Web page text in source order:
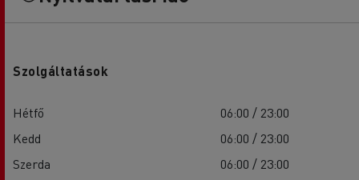
Szolgáltatások
Hétfő
06:00 / 23:00
Kedd
06:00 / 23:00
Szerda
06:00 / 23:00